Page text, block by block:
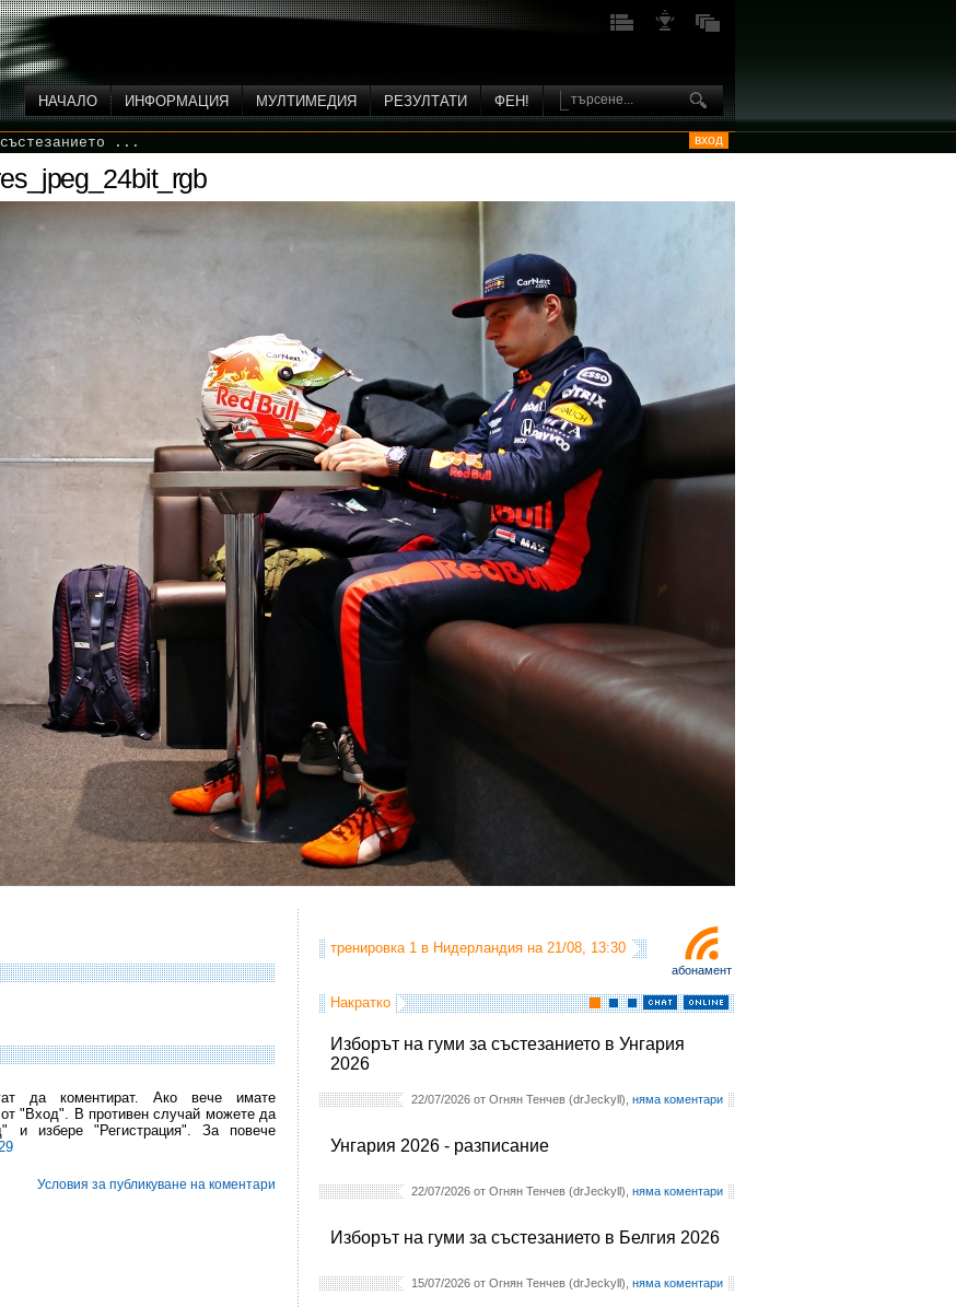
НАЧАЛО ИНФОРМАЦИЯ МУЛТИМЕДИЯ РЕЗУЛТАТИ ФЕН!
... вход
абонамент
тренировка 1 в Нидерландия на 21/08, 13:30
Накратко
Изборът на гуми за състезанието в Унгария
2026
22/07/2026 от Огнян Тенчев (drJeckyll), няма коментари
Унгария 2026 - разписание
22/07/2026 от Огнян Тенчев (drJeckyll), няма коментари
Изборът на гуми за състезанието в Белгия 2026
15/07/2026 от Огнян Тенчев (drJeckyll), няма коментари
да коментират. Ако вече имате
"Вход". В противен случай можете да
и избере "Регистрация". За повече
Условия за публикуване на коментари